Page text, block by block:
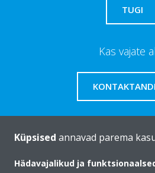
TUGI
Kas vajate
Tutvustus Daikin
Küpsised annavad parema
Hädavajalikud ja